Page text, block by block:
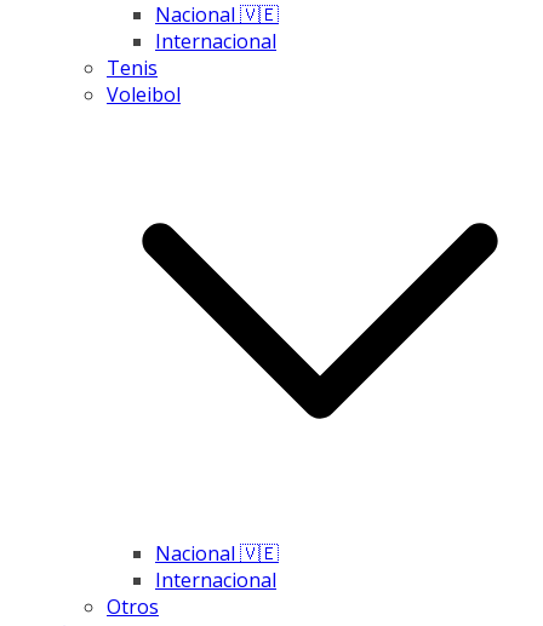
Nacional 🇻🇪
Internacional
Tenis
Voleibol
Nacional 🇻🇪
Internacional
Otros